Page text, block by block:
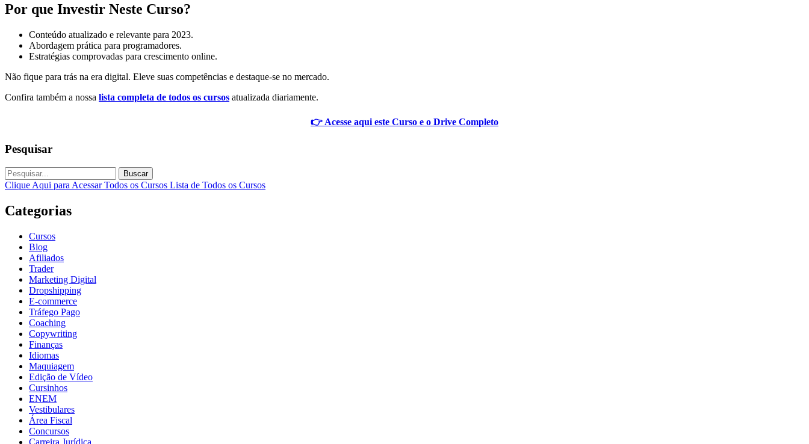
Por que Investir Neste Curso?
Conteúdo atualizado e relevante para 2023.
Abordagem prática para programadores.
Estratégias comprovadas para crescimento online.
Não fique para trás na era digital. Eleve suas competências e destaque-se no mercado.
Confira também a nossa lista completa de todos os cursos atualizada diariamente.
👉 Acesse aqui este Curso e o Drive Completo
Pesquisar
Buscar
Clique Aqui para Acessar Todos os Cursos Lista de Todos os Cursos
Categorias
Cursos
Blog
Afiliados
Trader
Marketing Digital
Dropshipping
E-commerce
Tráfego Pago
Coaching
Copywriting
Finanças
Idiomas
Maquiagem
Edição de Vídeo
Cursinhos
ENEM
Vestibulares
Área Fiscal
Concursos
Carreira Jurídica